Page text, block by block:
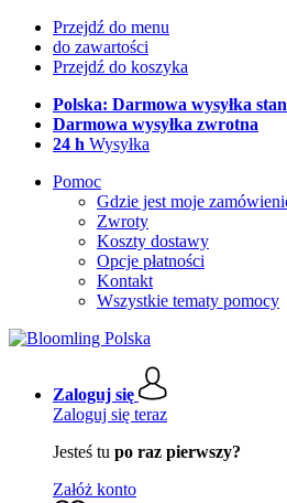
Przejdź do menu
do zawartości
Przejdź do koszyka
Polska: Darmowa wysyłka
Darmowa wysyłka zwrotna
24 h Wysyłka
Pomoc
Gdzie jest moje
Zwroty
Koszty dostawy
Opcje płatności
Kontakt
Wszystkie tematy pomocy
Zaloguj się
Zaloguj się teraz
Jesteś tu po raz pierwszy?
Załóż konto